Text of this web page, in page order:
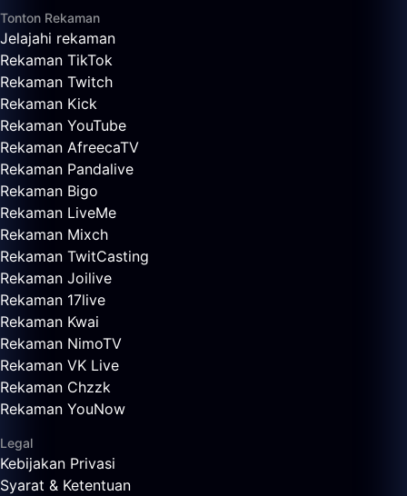
Tonton Rekaman
Jelajahi rekaman
Rekaman TikTok
Rekaman Twitch
Rekaman Kick
Rekaman YouTube
Rekaman AfreecaTV
Rekaman Pandalive
Rekaman Bigo
Rekaman LiveMe
Rekaman Mixch
Rekaman TwitCasting
Rekaman Joilive
Rekaman 17live
Rekaman Kwai
Rekaman NimoTV
Rekaman VK Live
Rekaman Chzzk
Rekaman YouNow
Legal
Kebijakan Privasi
Syarat & Ketentuan